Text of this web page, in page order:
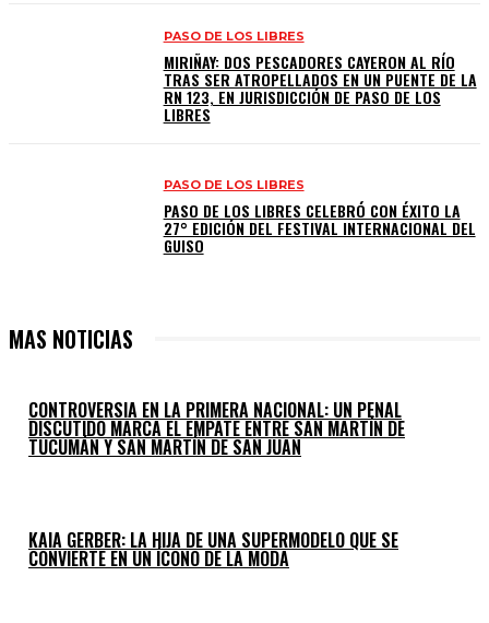
PASO DE LOS LIBRES
MIRIÑAY: DOS PESCADORES CAYERON AL RÍO
TRAS SER ATROPELLADOS EN UN PUENTE DE LA
RN 123, EN JURISDICCIÓN DE PASO DE LOS
LIBRES
PASO DE LOS LIBRES
PASO DE LOS LIBRES CELEBRÓ CON ÉXITO LA
27° EDICIÓN DEL FESTIVAL INTERNACIONAL DEL
GUISO
MAS NOTICIAS
CONTROVERSIA EN LA PRIMERA NACIONAL: UN PENAL
DISCUTIDO MARCA EL EMPATE ENTRE SAN MARTÍN DE
TUCUMÁN Y SAN MARTÍN DE SAN JUAN
KAIA GERBER: LA HIJA DE UNA SUPERMODELO QUE SE
CONVIERTE EN UN ÍCONO DE LA MODA